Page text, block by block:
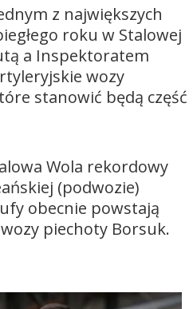
z największych
roku w Stalowej
a Inspektoratem
wozy
stanowić będą część
Wola rekordowy
(podwozie)
obecnie powstają
piechoty Borsuk.